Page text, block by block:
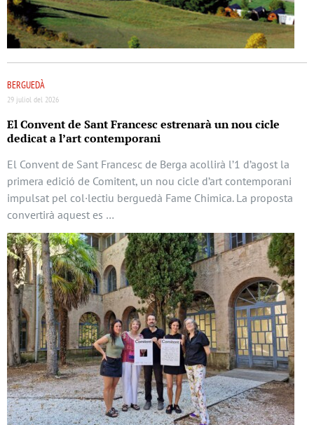
BERGUEDÀ
29 juliol del 2026
El Convent de Sant Francesc estrenarà un nou cicle
dedicat a l’art contemporani
El Convent de Sant Francesc de Berga acollirà l’1 d’agost la
primera edició de Comitent, un nou cicle d’art contemporani
impulsat pel col·lectiu berguedà Fame Chimica. La proposta
convertirà aquest es …